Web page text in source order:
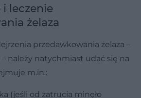
i leczenie
żelaza
przedawkowania żelaza –
– należy natychmiast udać się na
m.in.:
(jeśli od zatrucia minęło